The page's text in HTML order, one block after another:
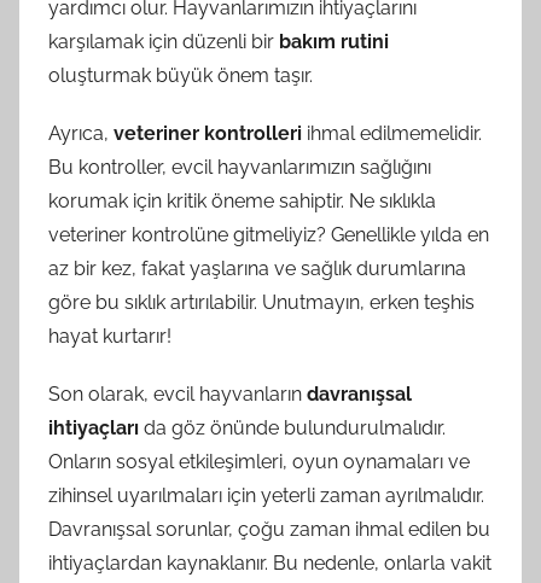
yardımcı olur. Hayvanlarımızın ihtiyaçlarını
karşılamak için düzenli bir bakım rutini
oluşturmak büyük önem taşır.
Ayrıca, veteriner kontrolleri ihmal edilmemelidir.
Bu kontroller, evcil hayvanlarımızın sağlığını
korumak için kritik öneme sahiptir. Ne sıklıkla
veteriner kontrolüne gitmeliyiz? Genellikle yılda en
az bir kez, fakat yaşlarına ve sağlık durumlarına
göre bu sıklık artırılabilir. Unutmayın, erken teşhis
hayat kurtarır!
Son olarak, evcil hayvanların davranışsal
ihtiyaçları da göz önünde bulundurulmalıdır.
Onların sosyal etkileşimleri, oyun oynamaları ve
zihinsel uyarılmaları için yeterli zaman ayrılmalıdır.
Davranışsal sorunlar, çoğu zaman ihmal edilen bu
ihtiyaçlardan kaynaklanır. Bu nedenle, onlarla vakit